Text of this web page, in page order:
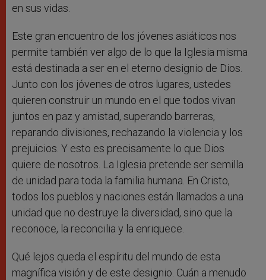
en sus vidas.
Este gran encuentro de los jóvenes asiáticos nos
permite también ver algo de lo que la Iglesia misma
está destinada a ser en el eterno designio de Dios.
Junto con los jóvenes de otros lugares, ustedes
quieren construir un mundo en el que todos vivan
juntos en paz y amistad, superando barreras,
reparando divisiones, rechazando la violencia y los
prejuicios. Y esto es precisamente lo que Dios
quiere de nosotros. La Iglesia pretende ser semilla
de unidad para toda la familia humana. En Cristo,
todos los pueblos y naciones están llamados a una
unidad que no destruye la diversidad, sino que la
reconoce, la reconcilia y la enriquece.
Qué lejos queda el espíritu del mundo de esta
magnífica visión y de este designio. Cuán a menudo